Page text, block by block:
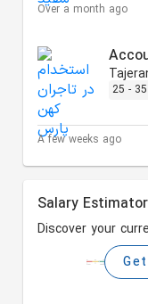
Over a month ago
25 -
A few weeks ago
Salary Estimator
Discover your